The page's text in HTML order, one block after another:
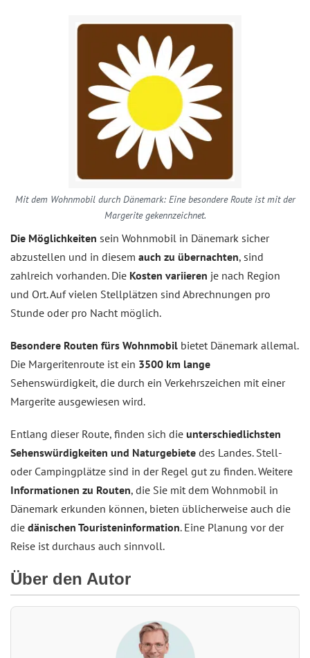
Mit dem Wohnmobil durch Dänemark: Eine besondere Route ist mit der
Margerite gekennzeichnet.
Die Möglichkeiten sein Wohnmobil in Dänemark sicher
abzustellen und in diesem auch zu übernachten, sind
zahlreich vorhanden. Die Kosten variieren je nach Region
und Ort. Auf vielen Stellplätzen sind Abrechnungen pro
Stunde oder pro Nacht möglich.
Besondere Routen fürs Wohnmobil bietet Dänemark allemal.
Die Margeritenroute ist ein 3500 km lange
Sehenswürdigkeit, die durch ein Verkehrszeichen mit einer
Margerite ausgewiesen wird.
Entlang dieser Route, finden sich die unterschiedlichsten
Sehenswürdigkeiten und Naturgebiete des Landes. Stell-
oder Campingplätze sind in der Regel gut zu finden. Weitere
Informationen zu Routen, die Sie mit dem Wohnmobil in
Dänemark erkunden können, bieten üblicherweise auch die
die dänischen Touristeninformation. Eine Planung vor der
Reise ist durchaus auch sinnvoll.
Über den Autor